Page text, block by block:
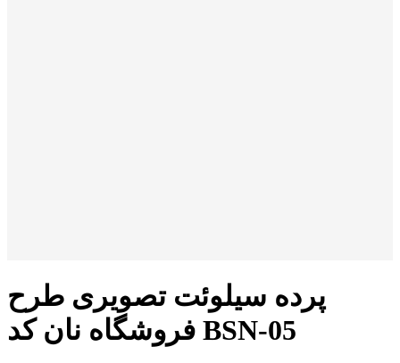
پرده سیلوئت تصویری طرح
فروشگاه نان کد BSN-05